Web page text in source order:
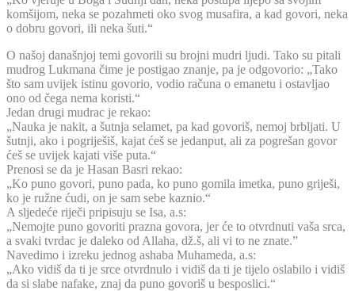
komšijom, neka se pozahmeti oko svog musafira, a kad govori, neka
o dobru govori, ili neka šuti.“
O našoj današnjoj temi govorili su brojni mudri ljudi. Tako su pitali
mudrog Lukmana čime je postigao znanje, pa je odgovorio: „Tako
što sam uvijek istinu govorio, vodio računa o emanetu i ostavljao
ono od čega nema koristi.“
Jedan drugi mudrac je rekao:
„Nauka je nakit, a šutnja selamet, pa kad govoriš, nemoj brbljati. U
šutnji, ako i pogriješiš, kajat ćeš se jedanput, ali za pogrešan govor
ćeš se uvijek kajati više puta.“
Prenosi se da je Hasan Basri rekao:
„Ko puno govori, puno pada, ko puno gomila imetka, puno griješi,
ko je ružne ćudi, on je sam sebe kaznio.“
A sljedeće riječi pripisuju se Isa, a.s:
„Nemojte puno govoriti prazna govora, jer će to otvrdnuti vaša srca,
a svaki tvrdac je daleko od Allaha, dž.š, ali vi to ne znate.”
Navedimo i izreku jednog ashaba Muhameda, a.s:
„Ako vidiš da ti je srce otvrdnulo i vidiš da ti je tijelo oslabilo i vidiš
da si slabe nafake, znaj da puno govoriš u besposlici.“